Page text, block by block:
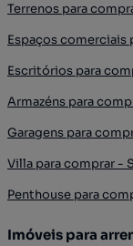
Terrenos para
Espaços comerciais
Escritórios para
Armazéns para
Garagens para
Villa para comprar -
Penthouse para
Imóveis para